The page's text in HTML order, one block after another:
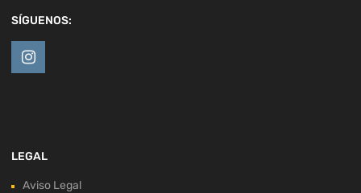
SÍGUENOS:
LEGAL
Aviso Legal